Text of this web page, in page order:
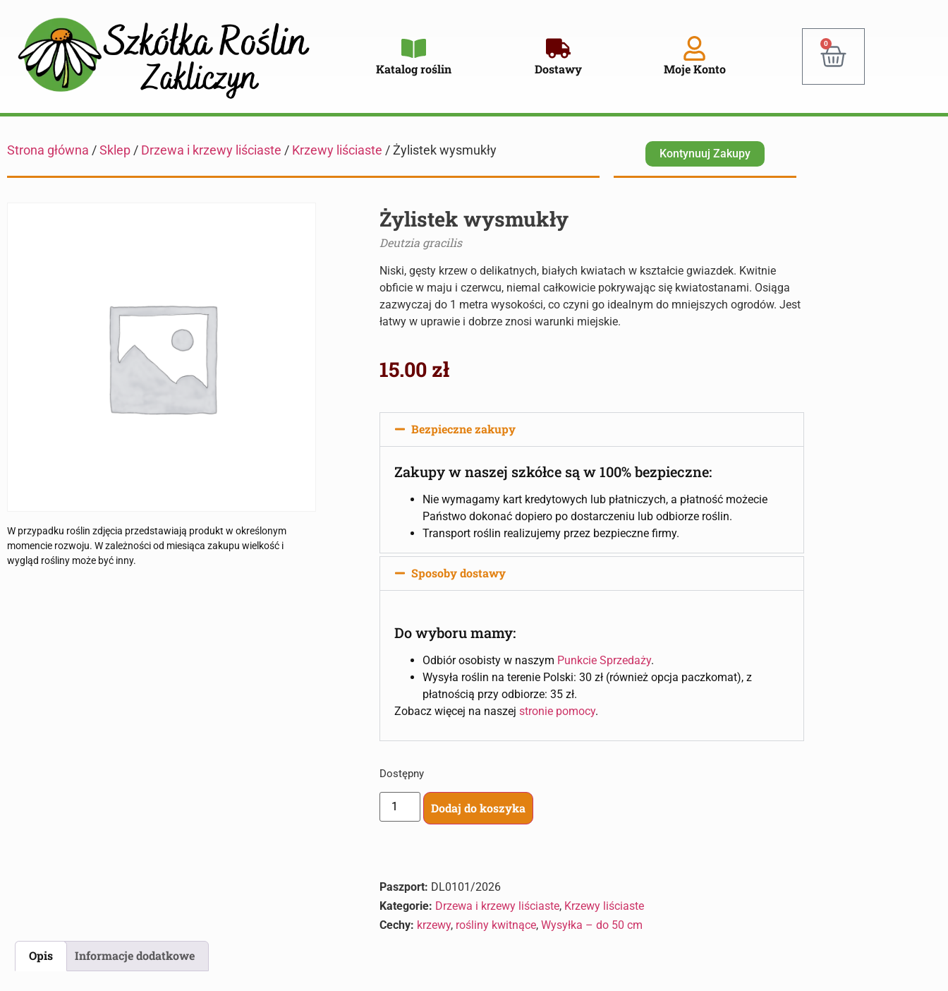
Katalog roślin Dostawy Moje Konto
0
Strona główna / Sklep / Drzewa i krzewy liściaste / Krzewy liściaste / Żylistek wysmukły Kontynuuj Zakupy
W przypadku roślin zdjęcia przedstawiają produkt w określonym
momencie rozwoju. W zależności od miesiąca zakupu wielkość i
wygląd rośliny może być inny.
Żylistek wysmukły
Deutzia gracilis
Niski, gęsty krzew o delikatnych, białych kwiatach w kształcie gwiazdek. Kwitnie
obficie w maju i czerwcu, niemal całkowicie pokrywając się kwiatostanami. Osiąga
zazwyczaj do 1 metra wysokości, co czyni go idealnym do mniejszych ogrodów. Jest
łatwy w uprawie i dobrze znosi warunki miejskie.
15.00 zł
Bezpieczne zakupy
Zakupy w naszej szkółce są w 100% bezpieczne:
Nie wymagamy kart kredytowych lub płatniczych, a płatność możecie
Państwo dokonać dopiero po dostarczeniu lub odbiorze roślin.
Transport roślin realizujemy przez bezpieczne firmy.
Sposoby dostawy
Do wyboru mamy:
Odbiór osobisty w naszym Punkcie Sprzedaży.
Wysyła roślin na terenie Polski: 30 zł (również opcja paczkomat), z
płatnością przy odbiorze: 35 zł.
Zobacz więcej na naszejstronie pomocy.
Dostępny
Dodaj do koszyka
Paszport: DL0101/2026
Kategorie: Drzewa i krzewy liściaste, Krzewy liściaste
Cechy: krzewy, rośliny kwitnące,Wysyłka – do 50 cm
Opis Informacje dodatkowe